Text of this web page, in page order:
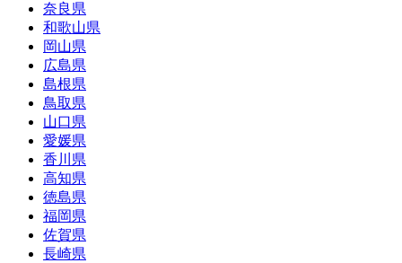
奈良県
和歌山県
岡山県
広島県
島根県
鳥取県
山口県
愛媛県
香川県
高知県
徳島県
福岡県
佐賀県
長崎県